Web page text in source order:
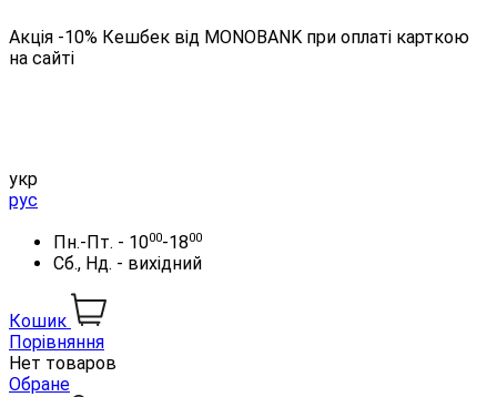
Акція -10% Кешбек від MONOBANK при оплаті карткою
на сайті
укр
рус
Пн.-Пт. - 1000-1800
Сб., Нд. - вихідний
Кошик
Порівняння
Нет товаров
Обране